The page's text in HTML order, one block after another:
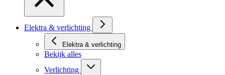
Elektra & verlichting
Elektra & verlichting
Bekijk alles
Verlichting